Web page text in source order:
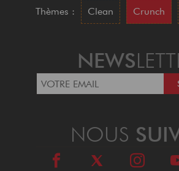
Thèmes :
Clean Crunch
NEWS
NOUS